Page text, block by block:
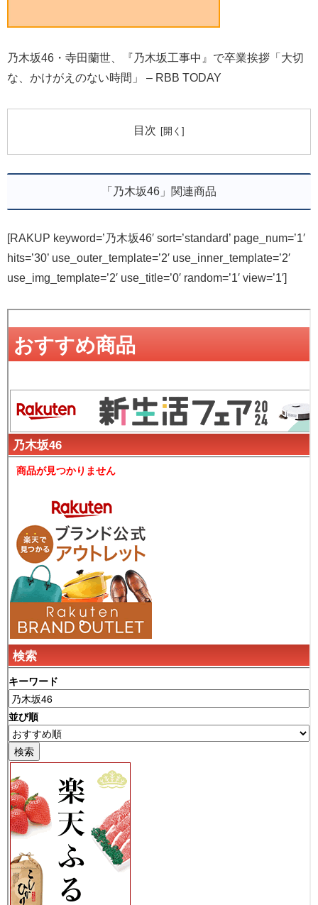
乃木坂46・寺田蘭世、『乃木坂工事中』で卒業挨拶「大切
な、かけがえのない時間」 – RBB TODAY
目次
「乃木坂46」関連商品
[RAKUP keyword=’乃木坂46′ sort=’standard’ page_num=’1′
hits=’30’ use_outer_template=’2′ use_inner_template=’2′
use_img_template=’2′ use_title=’0′ random=’1′ view=’1′]